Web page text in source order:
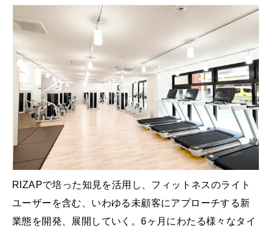
RIZAPで培った知見を活用し、フィットネスのライト
ユーザーを含む、いわゆる未顧客にアプローチする新
業態を開発、展開していく。6ヶ月にわたる様々なタイ